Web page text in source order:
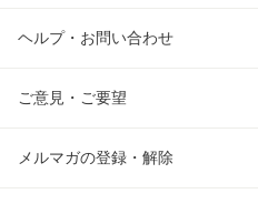
ヘルプ・お問い合わせ
ご意見・ご要望
メルマガの登録・解除